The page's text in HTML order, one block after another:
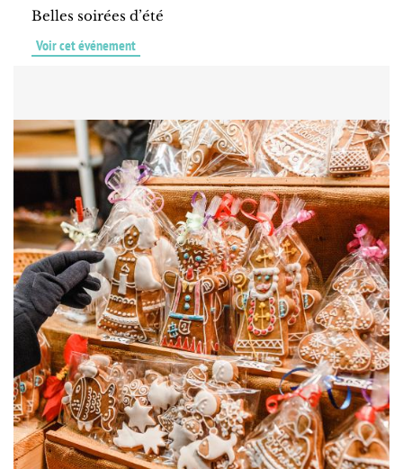
Belles soirées d’été
Voir cet événement